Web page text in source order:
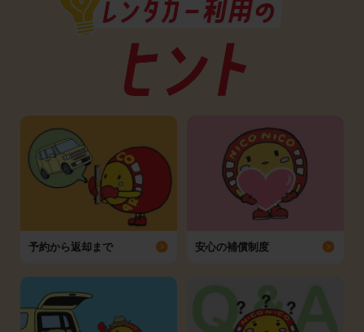
予約から返却まで 安心の補償制度